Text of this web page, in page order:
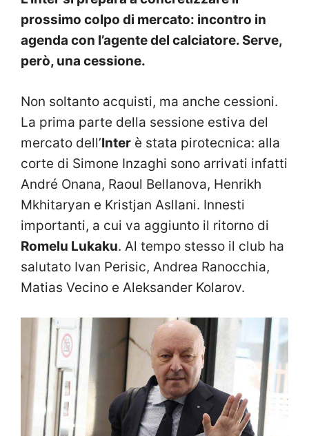
prossimo colpo di mercato: incontro in
agenda con l’agente del calciatore. Serve,
però, una cessione.
Non soltanto acquisti, ma anche cessioni.
La prima parte della sessione estiva del
mercato dell’Inter è stata pirotecnica: alla
corte di Simone Inzaghi sono arrivati infatti
André Onana, Raoul Bellanova, Henrikh
Mkhitaryan e Kristjan Asllani. Innesti
importanti, a cui va aggiunto il ritorno di
Romelu Lukaku. Al tempo stesso il club ha
salutato Ivan Perisic, Andrea Ranocchia,
Matias Vecino e Aleksander Kolarov.